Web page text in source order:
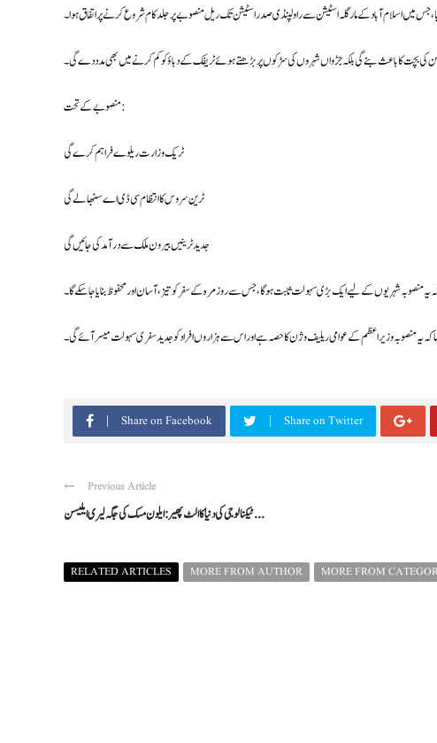
جس میں اسلام آباد کے مارگلہ اسٹیشن سے راولپنڈی صدر اسٹیشن تک ریل منصوبے پر جلد کام شروع کرنے پر اتفاق ہوا۔
کی بچت کا باعث بنے گی بلکہ جڑواں شہروں کی سڑکوں پر بڑھتے ہوئے ٹریفک کے دباؤ کو کم کرنے میں بھی مدد دے گی۔
منصوبے کے تحت:
ٹریک وزارت ریلوے فراہم کرے گی
ٹرین سروس کا انتظام سی ڈی اے سنبھالے گی
جدید ٹرینیں بیرون ملک سے درآمد کی جائیں گی
منصوبہ شہریوں کے لیے ایک بڑی سہولت ثابت ہوگا، جس سے روزمرہ کے سفر کو تیز، آسان اور محفوظ بنایا جا سکے گا۔
کہ یہ منصوبہ وزیراعظم کے عوامی ریلیف وژن کا حصہ ہے اور اس سے ہزاروں افراد کو جدید سفری سہولت میسر آئے گی۔
Share on Facebook Share on Twitter
Previous Article
ٹیکنالوجی کی دنیا کا الٹ پھیر: ایلون مسک کی جگہ لیری ایلیسن ...
RELATED ARTICLES MORE FROM AUTHOR MORE FROM